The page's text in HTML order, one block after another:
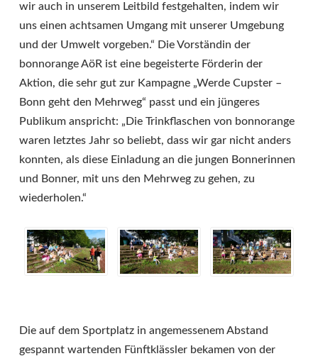
wir auch in unserem Leitbild festgehalten, indem wir
uns einen achtsamen Umgang mit unserer Umgebung
und der Umwelt vorgeben.“ Die Vorständin der
bonnorange AöR ist eine begeisterte Förderin der
Aktion, die sehr gut zur Kampagne „Werde Cupster –
Bonn geht den Mehrweg“ passt und ein jüngeres
Publikum anspricht: „Die Trinkflaschen von bonnorange
waren letztes Jahr so beliebt, dass wir gar nicht anders
konnten, als diese Einladung an die jungen Bonnerinnen
und Bonner, mit uns den Mehrweg zu gehen, zu
wiederholen.“
Die auf dem Sportplatz in angemessenem Abstand
gespannt wartenden Fünftklässler bekamen von der